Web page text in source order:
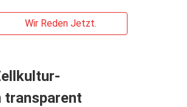
Wir Reden Jetzt.
transparent